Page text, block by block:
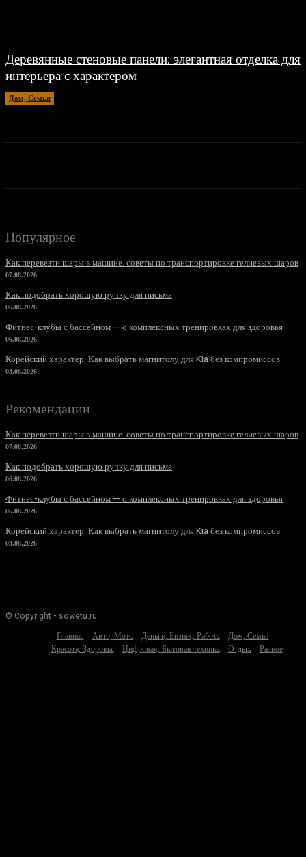
Деревянные стеновые панели: элегантная отделка для
интерьера с характером
Дом, Семья
Популярное
Как перевезти шары в машине: советы по транспортировке гелиевых шаров
07.08.2026
Как подобрать хорошую ручку для письма
06.08.2026
Фитнес-клубы с бассейном — о комплексных тренировках для здоровья
06.08.2026
Корейский характер: Как выбрать магнитолу для Kia без компромиссов
03.08.2026
Рекомендации
Как перевезти шары в машине: советы по транспортировке гелиевых шаров
07.08.2026
Как подобрать хорошую ручку для письма
06.08.2026
Фитнес-клубы с бассейном — о комплексных тренировках для здоровья
06.08.2026
Корейский характер: Как выбрать магнитолу для Kia без компромиссов
03.08.2026
© Copyright - sowetu.ru
Главная
Авто, Мото Деньги, Бизнес, Работа
Дом, Семья
Красота, Здоровье
Цифровая, Бытовая техника Отдых Разное